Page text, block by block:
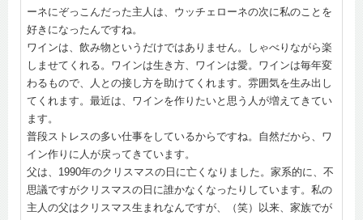
ーネにぞっこんだった主人は、ウッチェローネの次に私のことを
好きになったんですね。
ワインは、飲み物というだけではありません。しゃべりながら楽
しませてくれる。ワインは生き方、ワインは愛。ワインは毎年変
わるもので、人との接し方を助けてくれます。雰囲気を生み出し
てくれます。最近は、ワインを作りたいと思う人が増えてきてい
ます。
普段ストレスの多い仕事をしているからですね。自然だから、ワ
イン作りに人が戻ってきています。
父は、1990年のクリスマスの日に亡くなりました。家系的に、不
思議ですがクリスマスの日に誰かなくなったりしています。私の
主人の父はクリスマス生まれなんですが、（笑）以来、家族でが